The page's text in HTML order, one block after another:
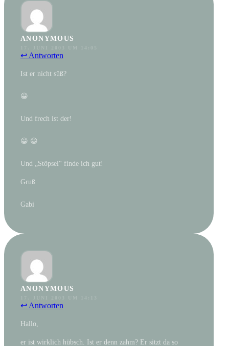
ANONYMOUS
↩ Antworten
Ist er nicht süß?
😀
Und frech ist der!
😀 😀
Und „Stöpsel“ finde ich gut!
Gruß
Gabi
ANONYMOUS
↩ Antworten
Hallo,
er ist wirklich hübsch. Ist er denn zahm? Er sitzt da so